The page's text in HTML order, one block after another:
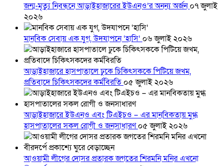
জন্ম-মৃত্যু নিবন্ধনে আড়াইহাজারের ইউএনও’র অনন্য অর্জন০৭ জুলাই
২০২৬
মানবিক সেবায় এক যুগ, উদযাপনে ‘হাসি’ ০৬ জুলাই ২০২৬
আড়াইহাজারে হাসপাতালে ঢুকে চিকিৎসককে পিটিয়ে জখম,
প্রতিবাদে চিকিৎসকদের কর্মবিরতি ০৫ জুলাই ২০২৬
আড়াইহাজারে ইউএনও এবং টিএইচও – এর মানবিকতায় মুগ্ধ
হাসপাতালের সকল রোগী ও জনসাধারণ০৫ জুলাই ২০২৬
আওয়ামী লীগের দোসর প্রতারক জগতের শিরমনি মনির এখনো